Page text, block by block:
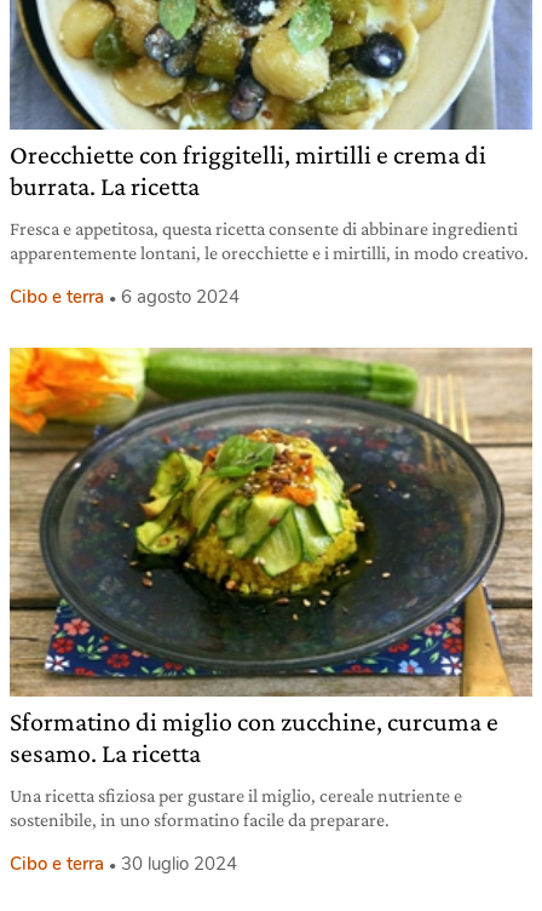
Orecchiette con friggitelli, mirtilli e crema di
burrata. La ricetta
Fresca e appetitosa, questa ricetta consente di abbinare ingredienti
apparentemente lontani, le orecchiette e i mirtilli, in modo creativo.
Cibo e terra 6 agosto 2024
Sformatino di miglio con zucchine, curcuma e
sesamo. La ricetta
Una ricetta sfiziosa per gustare il miglio, cereale nutriente e
sostenibile, in uno sformatino facile da preparare.
Cibo e terra 30 luglio 2024